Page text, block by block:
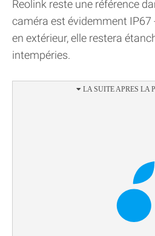
Reolink reste une référence
caméra est évidemment IP67
en extérieur, elle restera
intempéries.